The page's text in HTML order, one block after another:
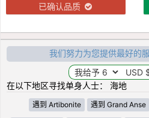
已确认品质
我们努力为您提供最好的
在以下地区寻找单身人士： 海地
遇到 Artibonite 遇到 Grand Anse